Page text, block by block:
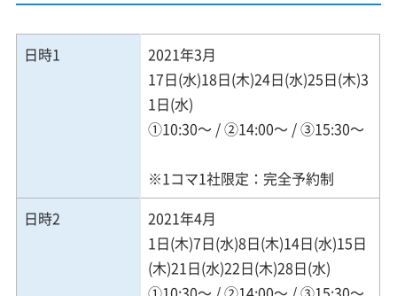
日時1
2021年3月
17日(水)18日(木)24日(水)25日(木)3
1日(水)
①10:30～ / ②14:00～ / ③15:30～
※1コマ1社限定：完全予約制
日時2
2021年4月
1日(木)7日(水)8日(木)14日(水)15日
(木)21日(水)22日(木)28日(水)